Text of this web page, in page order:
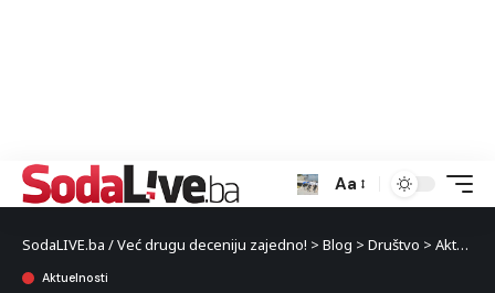
Aa
SodaLIVE.ba / Već drugu deceniju zajedno! > Blog > Društvo > Aktuelnosti
Aktuelnosti